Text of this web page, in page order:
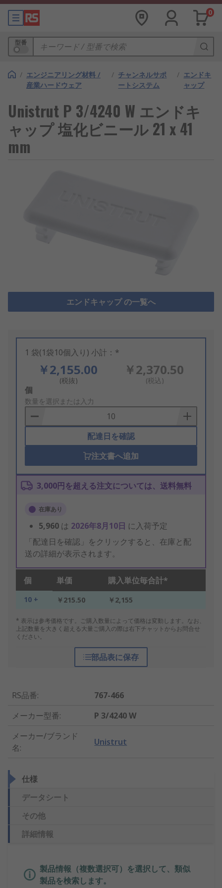
0
型番
/ エンジニアリング材料 /
産業ハードウェア
/ チャンネルサポ
ートシステム
/ エンドキ
ャップ
Unistrut P 3/4240 W エンドキ
ャップ 塩化ビニール 21 x 41
mm
エンドキャップ の一覧へ
1 袋(1袋10個入り) 小計：*
￥2,155.00
(税抜)
￥2,370.50
(税込)
Add
to
Basket
個
数量を選択または入力
配達日を確認
注文書へ追加
3,000円を超える注文については、送料無料
在庫あり
5,960 は 2026年8月10日 に入荷予定
「配達日を確認」をクリックすると、在庫と配
送の詳細が表示されます。
個 単価 購入単位毎合計*
10 + ￥215.50 ￥2,155
* 表示は参考価格です。ご購入数量によって価格は変動します。なお、
上記数量を大きく超える大量ご購入の際は右下チャットからお問合せ
ください。
部品表に保存
RS品番:
767-466
メーカー型番:
P 3/4240 W
メーカー/ブランド
名:
Unistrut
仕様
データシート
その他
詳細情報
製品情報（複数選択可）を選択して、類似
製品を検索します。